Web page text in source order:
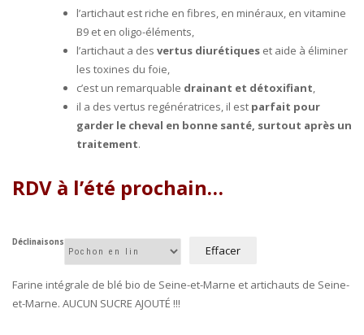
13,00 €
l’artichaut est riche en fibres, en minéraux, en vitamine
B9 et en oligo-éléments,
l’artichaut a des vertus diurétiques et aide à éliminer
les toxines du foie,
c’est un remarquable drainant et détoxifiant,
il a des vertus regénératrices, il est parfait pour
garder le cheval en bonne santé, surtout après un
traitement.
RDV à l’été prochain…
Déclinaisons
Effacer
Farine intégrale de blé bio de Seine-et-Marne et artichauts de Seine-
et-Marne. AUCUN SUCRE AJOUTÉ !!!